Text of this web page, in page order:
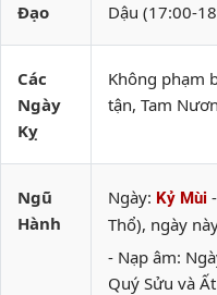
Đạo
Dậu (17:00-
Các
Ngày
Kỵ
Không phạm
tận, Tam
Ngũ
Hành
Ngày: Kỷ Mùi
Thổ), ngày
- Nạp âm:
Quý Sửu và